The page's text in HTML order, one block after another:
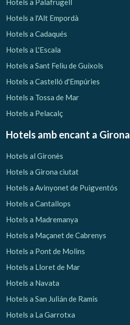
Hotels a Palafrugell
Hotels a l'Alt Empordà
Hotels a Cadaqués
Hotels a L'Escala
Hotels a Sant Feliu de Guíxols
Hotels a Castelló d'Empúries
Hotels a Tossa de Mar
Hotels a Pelacalç
Hotels amb encant a Girona
Hotels al Gironès
Hotels a Girona ciutat
Hotels a Avinyonet de Puigventós
Hotels a Cantallops
Hotels a Madremanya
Hotels a Maçanet de Cabrenys
Hotels a Pont de Molins
Hotels a Lloret de Mar
Hotels a Navata
Hotels a San Julián de Ramis
Hotels a La Garrotxa